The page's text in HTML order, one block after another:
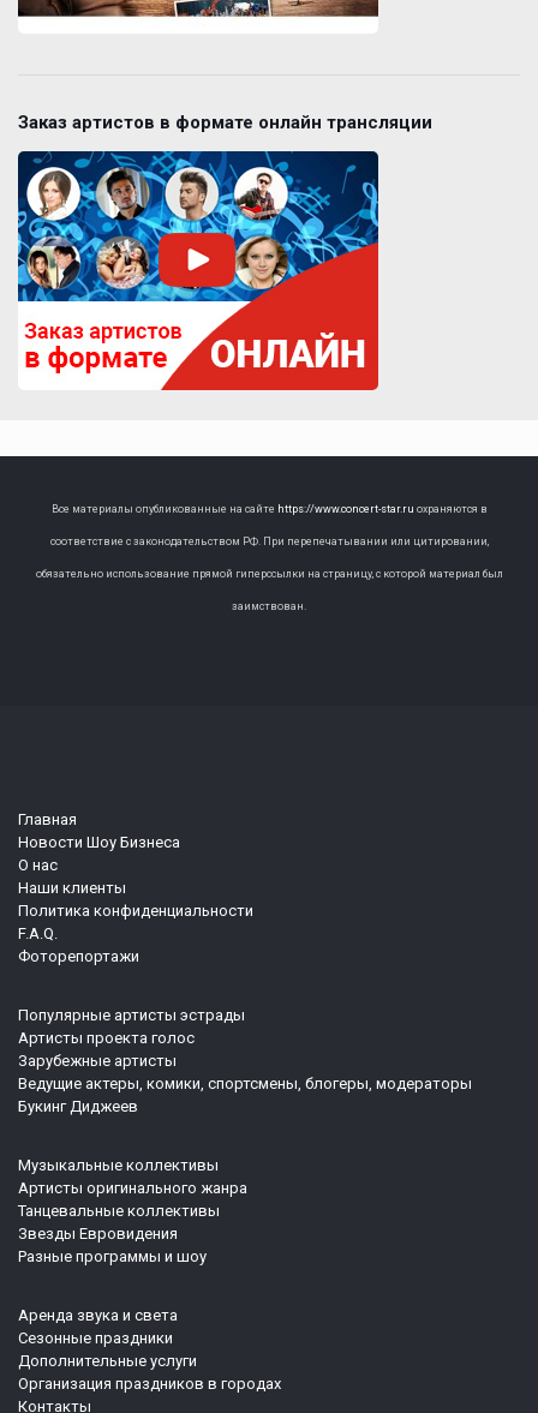
Заказ артистов в формате онлайн трансляции
Все материалы опубликованные на сайте https://www.concert-star.ru охраняются в
соответствие с законодательством РФ. При перепечатывании или цитировании,
обязательно использование прямой гиперссылки на страницу, с которой материал был
заимствован.
Главная
Новости Шоу Бизнеса
О нас
Наши клиенты
Политика конфиденциальности
F.A.Q.
Фоторепортажи
Популярные артисты эстрады
Артисты проекта голос
Зарубежные артисты
Ведущие актеры, комики, спортсмены, блогеры, модераторы
Букинг Диджеев
Музыкальные коллективы
Артисты оригинального жанра
Танцевальные коллективы
Звезды Евровидения
Разные программы и шоу
Аренда звука и света
Сезонные праздники
Дополнительные услуги
Организация праздников в городах
Контакты